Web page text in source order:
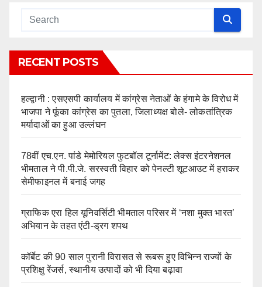
RECENT POSTS
हल्द्वानी : एसएसपी कार्यालय में कांग्रेस नेताओं के हंगामे के विरोध में
भाजपा ने फूंका कांग्रेस का पुतला, जिलाध्यक्ष बोले- लोकतांत्रिक
मर्यादाओं का हुआ उल्लंघन
78वीं एच.एन. पांडे मेमोरियल फुटबॉल टूर्नामेंट: लेक्स इंटरनेशनल
भीमताल ने पी.पी.जे. सरस्वती विहार को पेनल्टी शूटआउट में हराकर
सेमीफाइनल में बनाई जगह
ग्राफिक एरा हिल यूनिवर्सिटी भीमताल परिसर में ‘नशा मुक्त भारत’
अभियान के तहत एंटी-ड्रग शपथ
कॉर्बेट की 90 साल पुरानी विरासत से रूबरू हुए विभिन्न राज्यों के
प्रशिक्षु रेंजर्स, स्थानीय उत्पादों को भी दिया बढ़ावा